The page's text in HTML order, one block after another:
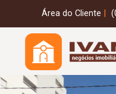
Área do Cliente